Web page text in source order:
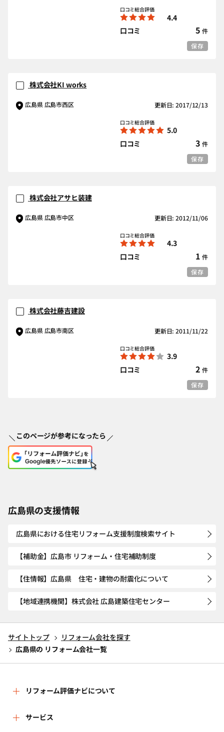
口コミ総合評価
4.4
口コミ
5 件
保存
株式会社KI works
広島県 広島市西区 更新日: 2017/12/13
口コミ総合評価
5.0
口コミ
3 件
保存
株式会社アサヒ装建
広島県 広島市中区 更新日: 2012/11/06
口コミ総合評価
4.3
口コミ
1 件
保存
株式会社藤吉建設
広島県 広島市南区 更新日: 2011/11/22
口コミ総合評価
3.9
口コミ
2 件
保存
このページが参考になったら
広島県の支援情報
広島県における住宅リフォーム支援制度検索サイト
【補助金】広島市 リフォーム・住宅補助制度
【住情報】広島県 住宅・建物の耐震化について
【地域連携機関】株式会社 広島建築住宅センター
サイトトップ
リフォーム会社を探す
広島県の リフォーム会社一覧
リフォーム評価ナビについて
リフォーム評価ナビとは
サービス